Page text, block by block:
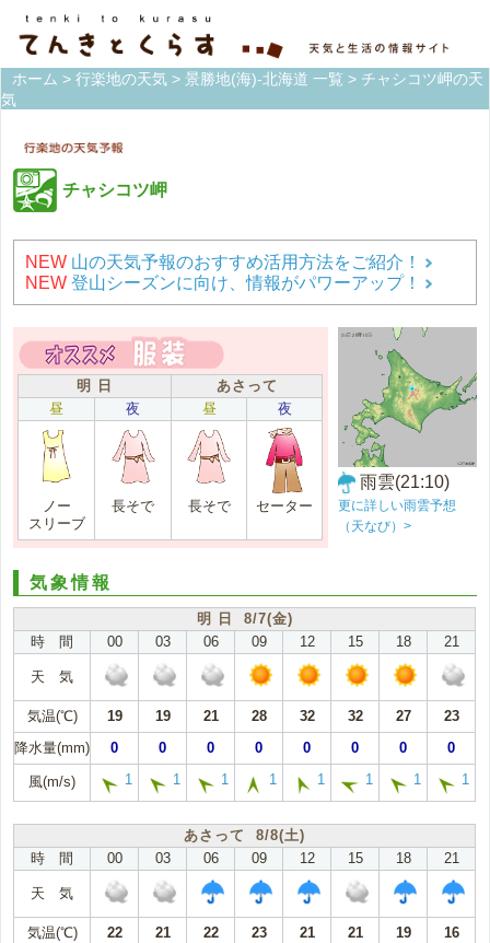
ホーム > 行楽地の天気 > 景勝地(海)-北海道 一覧 > チャシコツ岬の天
気
チャシコツ岬
NEW 山の天気予報のおすすめ活用方法をご紹介！
NEW 登山シーズンに向け、情報がパワーアップ！
明 日
あさって
昼
夜 昼 夜
ノー
スリーブ
長そで 長そで セーター
雨雲(21:10)
更に詳しい雨雲予想
（天なび）>
気象情報
明 日 8/7(金)
時 間
00 03 06 09 12 15 18 21
天 気
気温(℃) 19 19 21 28 32 32 27
23
降水量(mm)
0 0 0 0 0 0 0 0
風(m/s) 1 1 1 1 1 1 1 1
あさって 8/8(土)
時 間
00 03 06 09 12 15 18 21
天 気
気温(℃) 22 21 22 23 21 21 19
16